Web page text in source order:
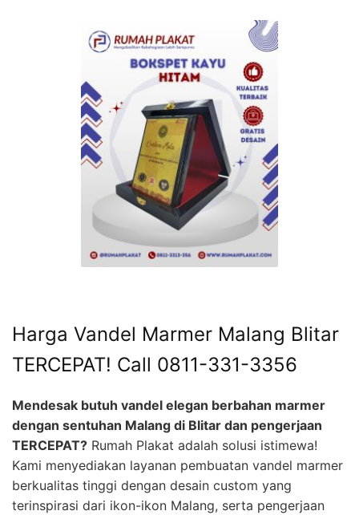
Harga Vandel Marmer Malang Blitar
TERCEPAT! Call 0811-331-3356
Mendesak butuh vandel elegan berbahan marmer
dengan sentuhan Malang di Blitar dan pengerjaan
TERCEPAT? Rumah Plakat adalah solusi istimewa!
Kami menyediakan layanan pembuatan vandel marmer
berkualitas tinggi dengan desain custom yang
terinspirasi dari ikon-ikon Malang, serta pengerjaan